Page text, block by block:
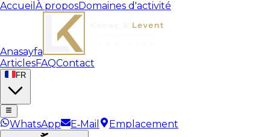
Accueil À proposDomaines d'activité
Anasayfa
ArticlesFAQContact
FR
WhatsApp E‑Mail Emplacement